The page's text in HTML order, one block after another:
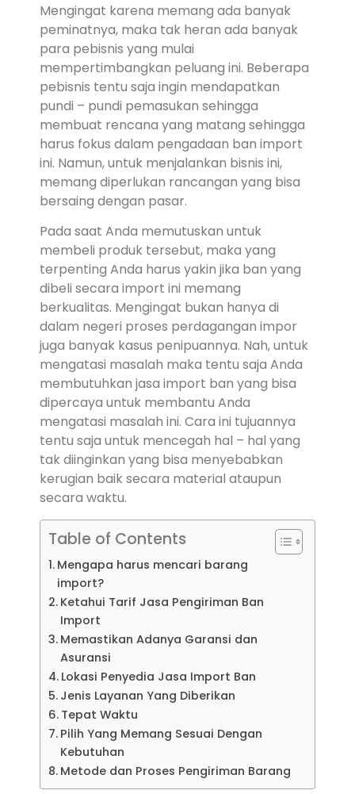
Mengingat karena memang ada banyak
peminatnya, maka tak heran ada banyak
para pebisnis yang mulai
mempertimbangkan peluang ini. Beberapa
pebisnis tentu saja ingin mendapatkan
pundi – pundi pemasukan sehingga
membuat rencana yang matang sehingga
harus fokus dalam pengadaan ban import
ini. Namun, untuk menjalankan bisnis ini,
memang diperlukan rancangan yang bisa
bersaing dengan pasar.
Pada saat Anda memutuskan untuk
membeli produk tersebut, maka yang
terpenting Anda harus yakin jika ban yang
dibeli secara import ini memang
berkualitas. Mengingat bukan hanya di
dalam negeri proses perdagangan impor
juga banyak kasus penipuannya. Nah, untuk
mengatasi masalah maka tentu saja Anda
membutuhkan jasa import ban yang bisa
dipercaya untuk membantu Anda
mengatasi masalah ini. Cara ini tujuannya
tentu saja untuk mencegah hal – hal yang
tak diinginkan yang bisa menyebabkan
kerugian baik secara material ataupun
secara waktu.
Table of Contents
Mengapa harus mencari barang
import?
Ketahui Tarif Jasa Pengiriman Ban
Import
Memastikan Adanya Garansi dan
Asuransi
Lokasi Penyedia Jasa Import Ban
Jenis Layanan Yang Diberikan
Tepat Waktu
Pilih Yang Memang Sesuai Dengan
Kebutuhan
Metode dan Proses Pengiriman Barang